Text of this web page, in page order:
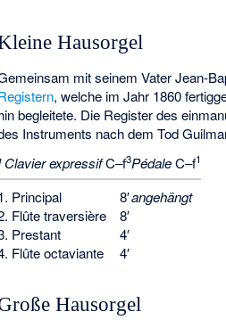
Hausorgel
mit seinem Vater Jean-
, welche im Jahr 1860
begleitete. Die Register des
Instruments nach dem Tod
Clavier expressifC–f3
Principal
8′
Flûte traversière
8′
Prestant
4′
Flûte octaviante
4′
PédaleC–f1
angehängt
Hausorgel